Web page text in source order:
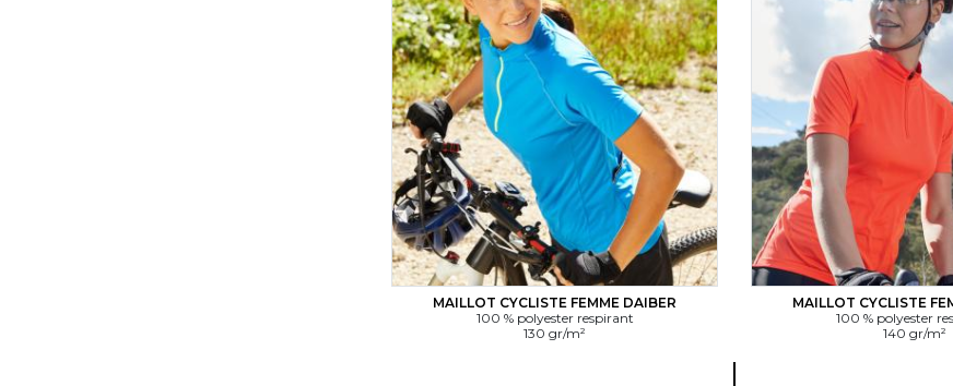
MAILLOT CYCLISTE FEMME DAIBER
100 % polyester respirant
130 gr/m²
MAILLOT CYCLISTE
100 % polyester
140 gr/m²